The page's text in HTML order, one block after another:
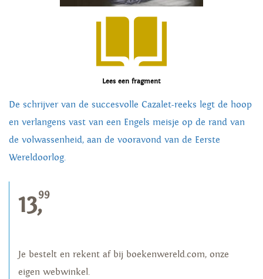
Lees een fragment
De schrijver van de succesvolle Cazalet-reeks legt de hoop
en verlangens vast van een Engels meisje op de rand van
de volwassenheid, aan de vooravond van de Eerste
Wereldoorlog.
13,99
Je bestelt en rekent af bij boekenwereld.com, onze
eigen webwinkel.